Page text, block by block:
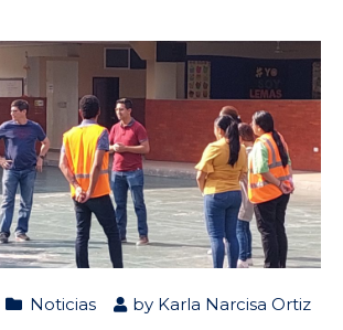
Noticias by Karla Narcisa Ortiz